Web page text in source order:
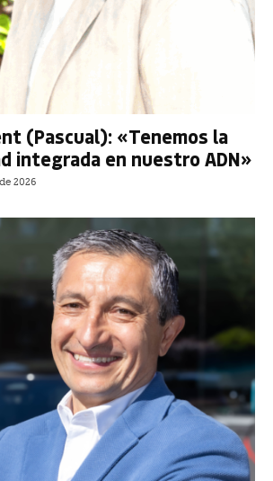
(Pascual): «Tenemos la
integrada en nuestro ADN»
2026